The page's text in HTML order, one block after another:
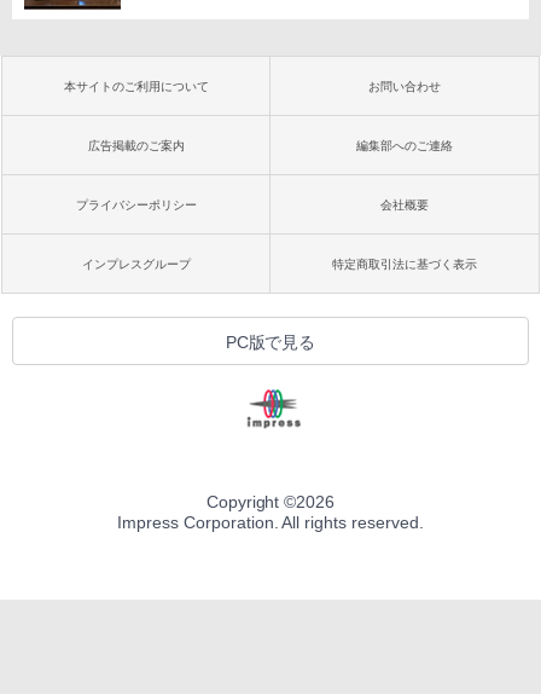
本サイトのご利用について お問い合わせ
広告掲載のご案内 編集部へのご連絡
プライバシーポリシー 会社概要
インプレスグループ 特定商取引法に基づく表示
PC版で見る
Copyright ©2026
Impress Corporation. All rights reserved.